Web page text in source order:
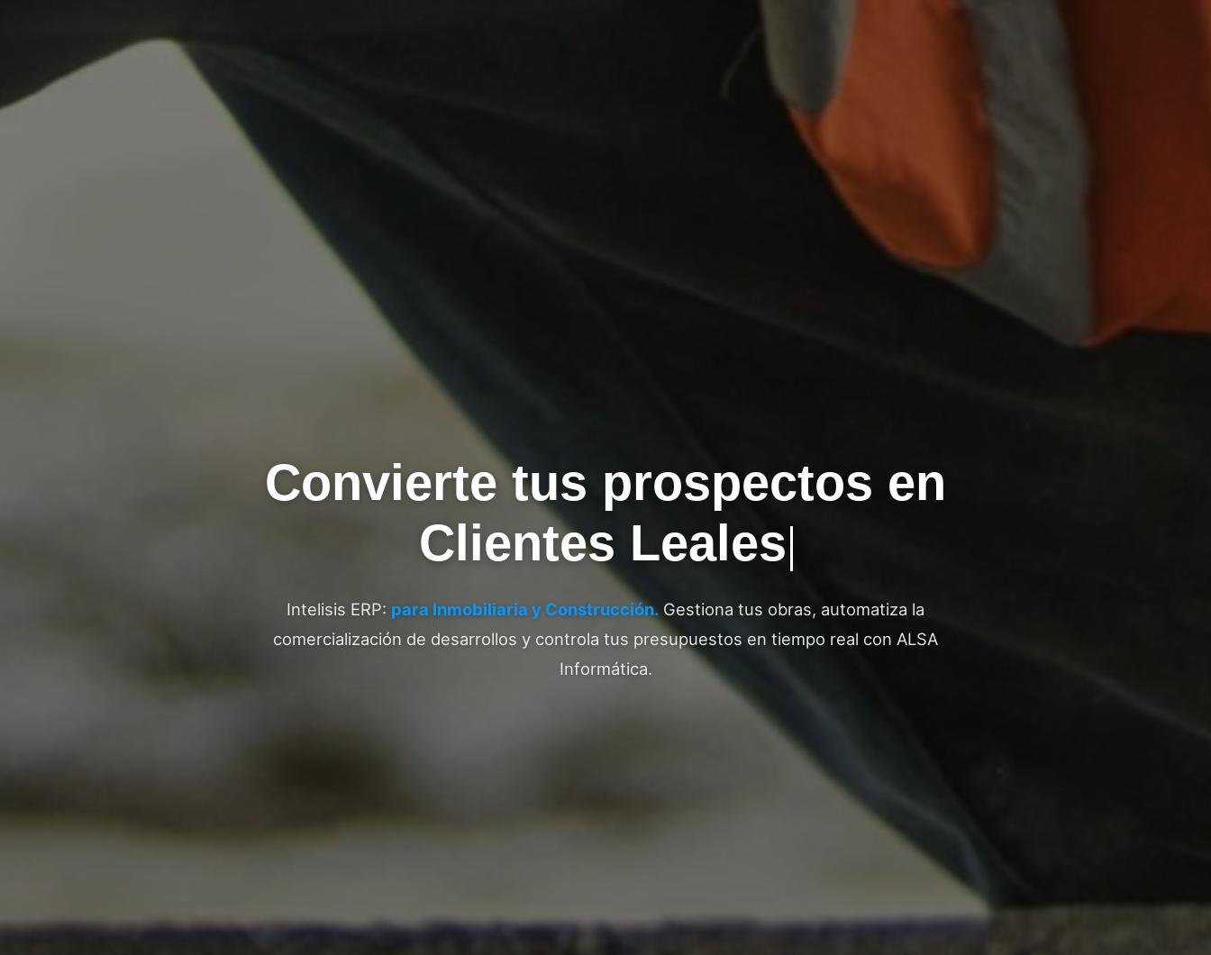
Convierte tus prospectos en
Clientes Leales
Intelisis ERP: para Inmobiliaria y Construcción. Gestiona tus obras, automatiza la
comercialización de desarrollos y controla tus presupuestos en tiempo real con ALSA
Informática.